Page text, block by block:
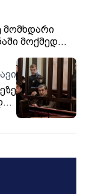
მომხდარი
მოქმედ